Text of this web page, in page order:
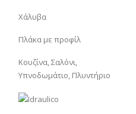
Χάλυβα
Πλάκα με προφίλ
Κουζίνα, Σαλόνι,
Υπνοδωμάτιο, Πλυντήριο